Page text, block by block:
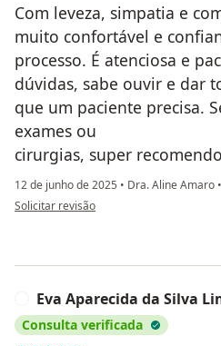
Com leveza, simpatia e
muito confortável e
processo. É atenciosa e
dúvidas, sabe ouvir e dar
que um paciente precisa.
exames ou
cirurgias, super
12 de junho de 2025 • Dra. Aline Amaro •
na opinião do utilizador Kenia C.F. R.
Solicitar revisão
Eva Aparecida da Silva
Consulta verificada